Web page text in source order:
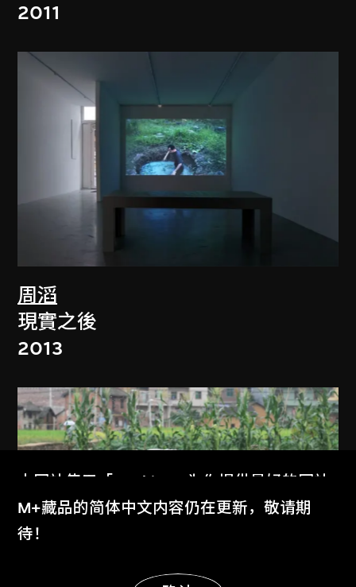
2011
周滔
現實之後
2013
本网站使用「Cookies」为你提供最好的网站
体验。
了解更多
M+藏品的简体中文内容仍在更新，敬请期
待！
显示更多